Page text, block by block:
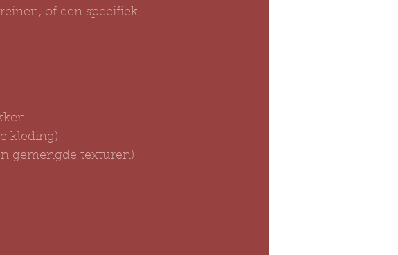
of een specifiek
kleding)
gemengde texturen)